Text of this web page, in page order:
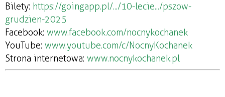
Bilety: https://goingapp.pl/.../10-lecie.../pszow-
grudzien-2025
Facebook: www.facebook.com/nocnykochanek
YouTube: www.youtube.com/c/NocnyKochanek
Strona internetowa: www.nocnykochanek.pl